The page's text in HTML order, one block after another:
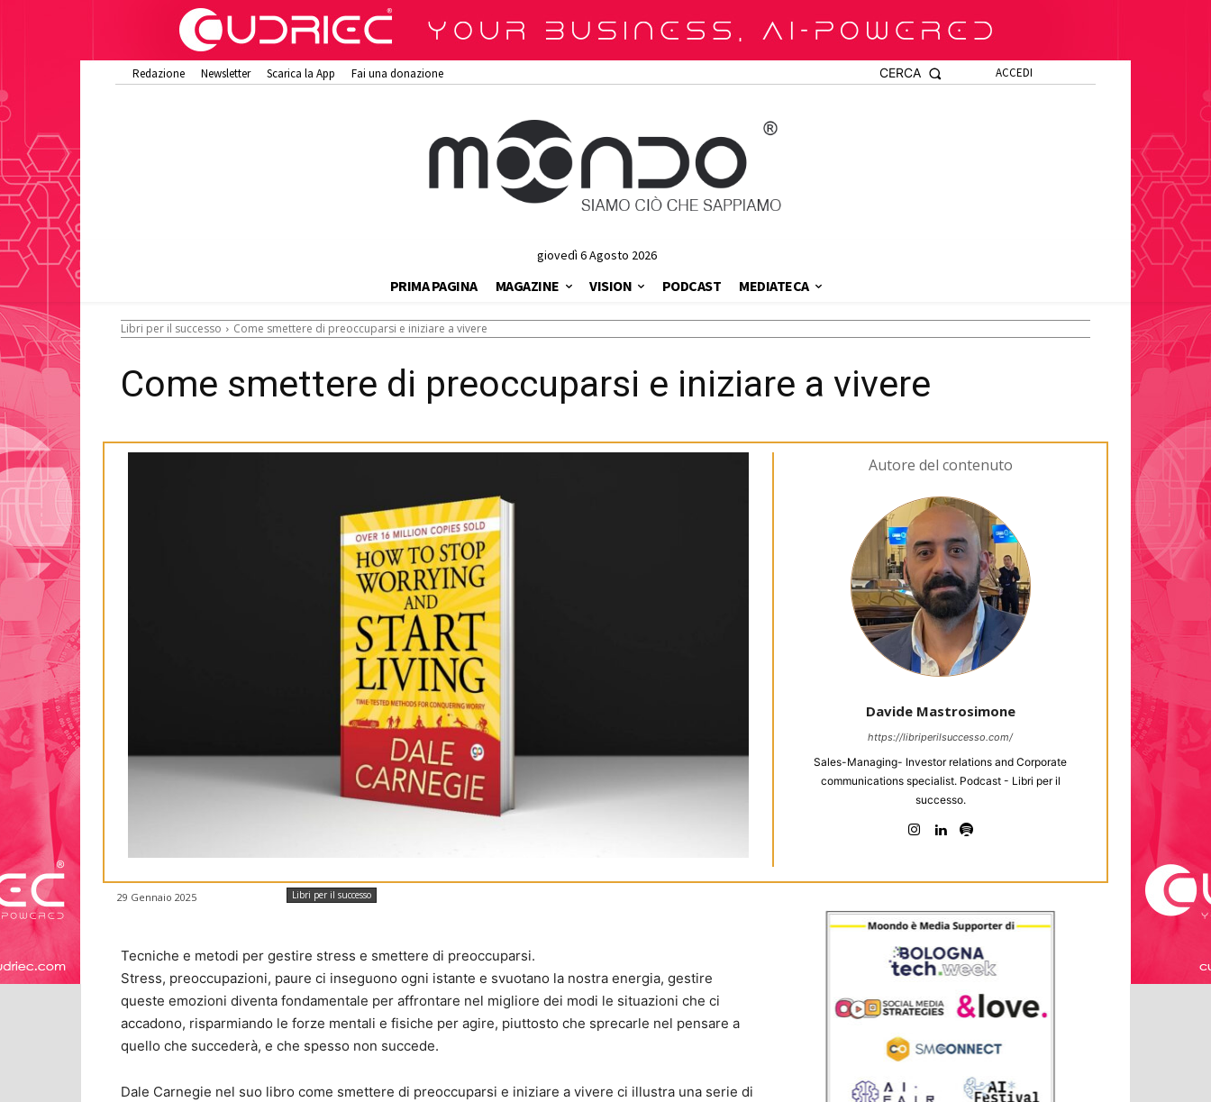
Redazione Newsletter Scarica la App Fai una donazione ACCEDI
CERCA
giovedì 6 Agosto 2026
PRIMA PAGINA MAGAZINE VISION PODCAST MEDIATECA
Libri per il successo Come smettere di preoccuparsi e iniziare a vivere
Come smettere di preoccuparsi e iniziare a vivere
Autore del contenuto
Davide Mastrosimone
https://libriperilsuccesso.com/
Sales-Managing- Investor relations and Corporate
communications specialist. Podcast - Libri per il
successo.
29 Gennaio 2025 Libri per il successo
Tecniche e metodi per gestire stress e smettere di preoccuparsi.
Stress, preoccupazioni, paure ci inseguono ogni istante e svuotano la nostra energia, gestire
queste emozioni diventa fondamentale per affrontare nel migliore dei modi le situazioni che ci
accadono, risparmiando le forze mentali e fisiche per agire, piuttosto che sprecarle nel pensare a
quello che succederà, e che spesso non succede.
Dale Carnegie nel suo libro come smettere di preoccuparsi e iniziare a vivere ci illustra una serie di